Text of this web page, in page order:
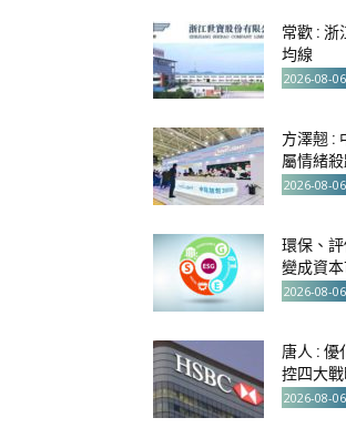
常歡 : 浙
均線
2026-08-06
方澤翹 :
屬情緒
2026-08-06
環保、
變成資
2026-08-06
唐人 :
控四大
2026-08-06